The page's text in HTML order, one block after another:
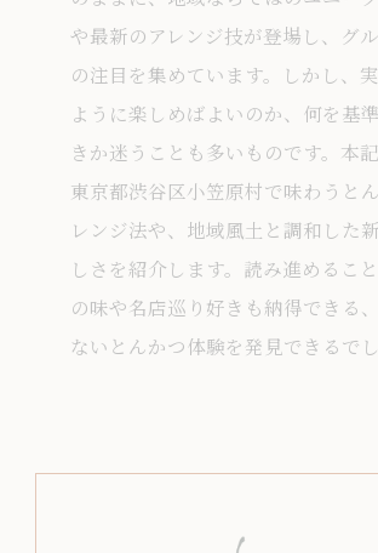
や最新のアレンジ技が登場し、グ
の注目を集めています。しかし、
ように楽しめばよいのか、何を基
きか迷うことも多いものです。本記
東京都渋谷区小笠原村で味わうと
レンジ法や、地域風土と調和した
しさを紹介します。読み進めるこ
の味や名店巡り好きも納得できる
ないとんかつ体験を発見できるでし